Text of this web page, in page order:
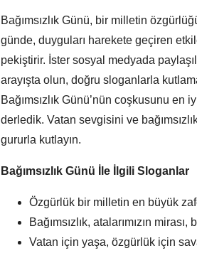
Bağımsızlık Günü, bir milletin
günde, duyguları harekete geçiren
pekiştirir. İster sosyal medyada
arayışta olun, doğru sloganlarla
Bağımsızlık Günü’nün coşkusunu
derledik. Vatan sevgisini ve
gururla kutlayın.
Bağımsızlık Günü İle İlgili Sloganlar
Özgürlük bir milletin en büyük
Bağımsızlık, atalarımızın
Vatan için yaşa, özgürlük için